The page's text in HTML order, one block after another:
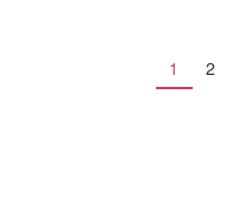
1 2